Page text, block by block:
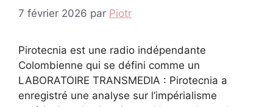
7 février 2026 par Piotr
Pirotecnia est une radio indépendante
Colombienne qui se défini comme un
LABORATOIRE TRANSMEDIA : Pirotecnia a
enregistré une analyse sur l’impérialisme